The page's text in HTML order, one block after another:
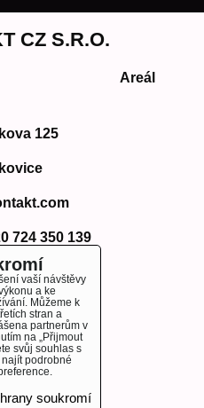
CZ S.R.O.
125
724 350 139
kontakt.com
com
vaší návštěvy
a ke
Můžeme k
stran a
partnerům v
na „Přijmout
svůj souhlas s
podrobné
soukromí